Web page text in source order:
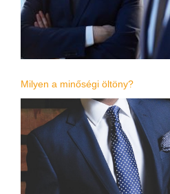
Milyen a minőségi öltöny?